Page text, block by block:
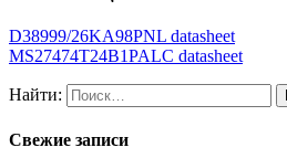
D38999/26KA98PNL datasheet
MS27474T24B1PALC datasheet
Найти:
Свежие записи